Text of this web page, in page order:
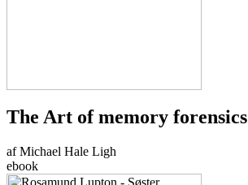
The Art of memory forensics
af Michael Hale Ligh
ebook